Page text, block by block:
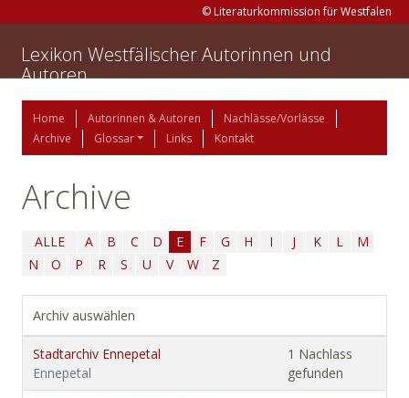
© Literaturkommission für Westfalen
Lexikon Westfälischer Autorinnen und
Autoren
Home Autorinnen & Autoren
Nachlässe/Vorlässe
Archive
Glossar Links Kontakt
Archive
ALLE A B C D E F G H I J K L
M
N
O P R S U V W Z
Archiv auswählen
Stadtarchiv Ennepetal
Ennepetal
1 Nachlass
gefunden